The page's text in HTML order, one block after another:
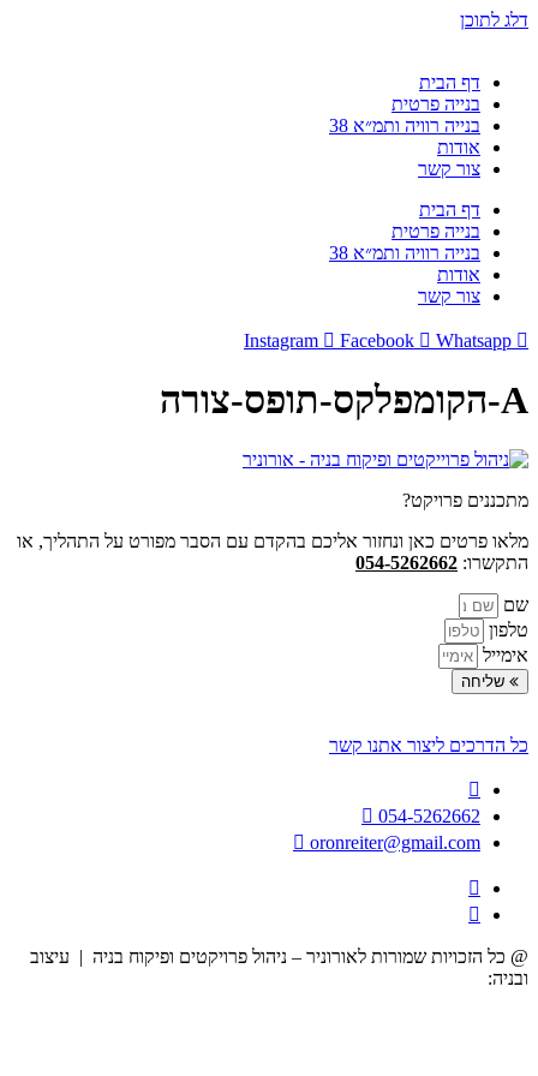
דלג לתוכן
דף הבית
בנייה פרטית
בנייה רוויה ותמ״א 38
אודות
צור קשר
דף הבית
בנייה פרטית
בנייה רוויה ותמ״א 38
אודות
צור קשר
Instagram Facebook Whatsapp
A-הקומפלקס-תופס-צורה
מתכננים פרויקט?
מלאו פרטים כאן ונחזור אליכם בהקדם עם הסבר מפורט על התהליך, או
התקשרו: 054-5262662
שם
טלפון
אימייל
שליחה
כל הדרכים ליצור אתנו קשר
054-5262662
oronreiter@gmail.com
@ כל הזכויות שמורות לאורוניר – ניהול פרויקטים ופיקוח בניה | עיצוב
ובניה: